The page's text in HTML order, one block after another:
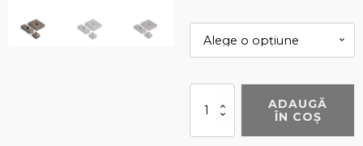
Fantasia
ADAUGĂ
ÎN COȘ